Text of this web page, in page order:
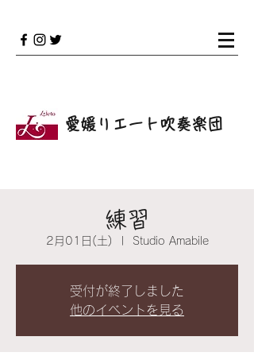
愛媛リエート吹奏楽団
練習
2月01日(土) Studio Amabile
受付が終了しました
他のイベントを見る